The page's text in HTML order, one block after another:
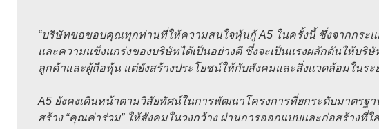
“บริษัทขอขอบคุณทุกท่านที่ให้ความสนใจหุ้นกู้ A5 ในครั้งนี้ ซึ่งจากกร
และความแข็งแกร่งของบริษัทได้เป็นอย่างดี ซึ่งจะเป็นแรงผลักดันให้
ลูกค้าและผู้ถือหุ้น แต่ยังสร้างประโยชน์ให้กับสังคมและสิ่งแวดล้อมในระ
A5 ยังคงเดินหน้าตามวิสัยทัศน์ในการพัฒนาโครงการที่ยกระดับมาตร
สร้าง “คุณค่าร่วม” ให้สังคมในวงกว้าง ผ่านการออกแบบและก่อสร้าง